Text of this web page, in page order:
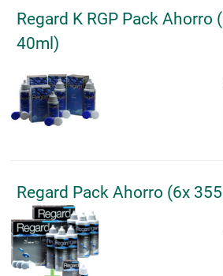
Regard K RGP Pack Ahorro
40ml)
Regard Pack Ahorro (6x